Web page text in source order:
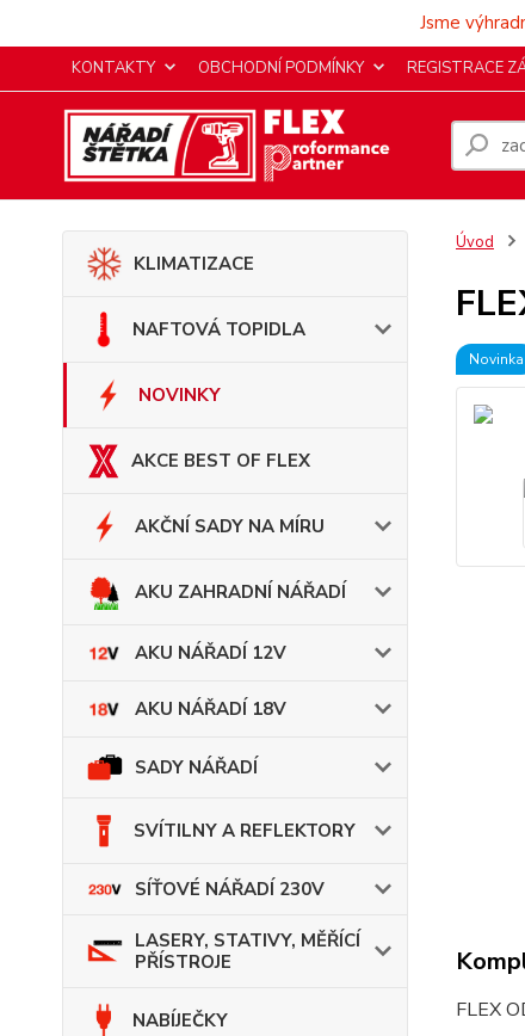
Jsme
KONTAKTY OBCHODNÍ PODMÍNKY REGISTRACE
KLIMATIZACE
NAFTOVÁ TOPIDLA
NOVINKY
AKCE BEST OF FLEX
AKČNÍ SADY NA MÍRU
AKU ZAHRADNÍ NÁŘADÍ
AKU NÁŘADÍ 12V
AKU NÁŘADÍ 18V
SADY NÁŘADÍ
SVÍTILNY A REFLEKTORY
SÍŤOVÉ NÁŘADÍ 230V
LASERY, STATIVY, MĚŘÍCÍ
PŘÍSTROJE
NABÍJEČKY
Úvod
Novinka
FLEX